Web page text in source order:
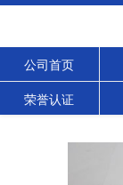
公司首页
荣誉认证